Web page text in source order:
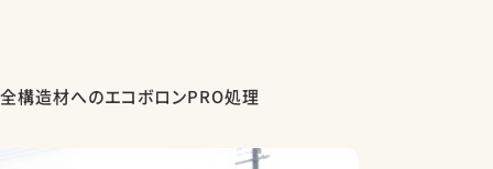
全構造材へのエコボロンPRO処理